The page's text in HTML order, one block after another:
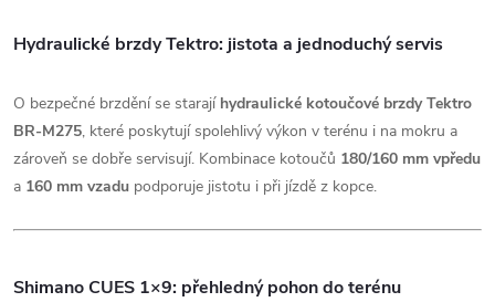
Hydraulické brzdy Tektro: jistota a jednoduchý servis
O bezpečné brzdění se starají hydraulické kotoučové brzdy Tektro
BR-M275, které poskytují spolehlivý výkon v terénu i na mokru a
zároveň se dobře servisují. Kombinace kotoučů 180/160 mm vpředu
a 160 mm vzadu podporuje jistotu i při jízdě z kopce.
Shimano CUES 1×9: přehledný pohon do terénu